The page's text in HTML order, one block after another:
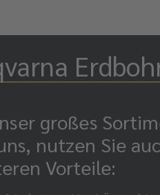
großes
nutzen Sie
Vorteile: